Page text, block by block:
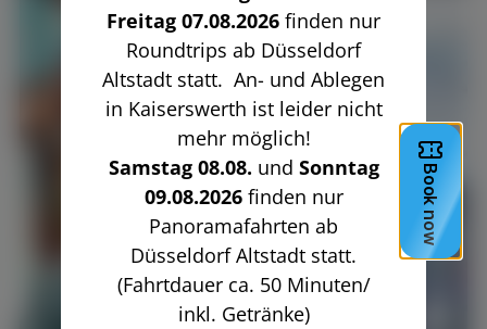
Freitag 07.08.2026finden nur
Roundtrips ab Düsseldorf
Altstadt statt. An- und Ablegen
in Kaiserswerth ist leider nicht
mehr möglich!
Samstag 08.08. und Sonntag
09.08.2026finden nur
Panoramafahrten ab
Düsseldorf Altstadt statt.
(Fahrtdauer ca. 50 Minuten/
inkl. Getränke)